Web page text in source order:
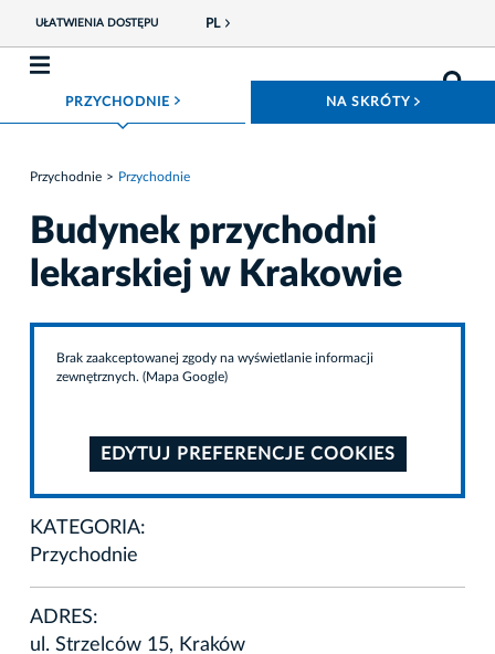
UŁATWIENIA DOSTĘPU PL
PRZYCHODNIE ROZWIŃ MENU NA SKRÓTY
Przychodnie Przychodnie
Budynek przychodni
lekarskiej w Krakowie
Brak zaakceptowanej zgody na wyświetlanie informacji
zewnętrznych. (Mapa Google)
EDYTUJ PREFERENCJE COOKIES
KATEGORIA:
Przychodnie
ADRES:
ul. Strzelców 15, Kraków